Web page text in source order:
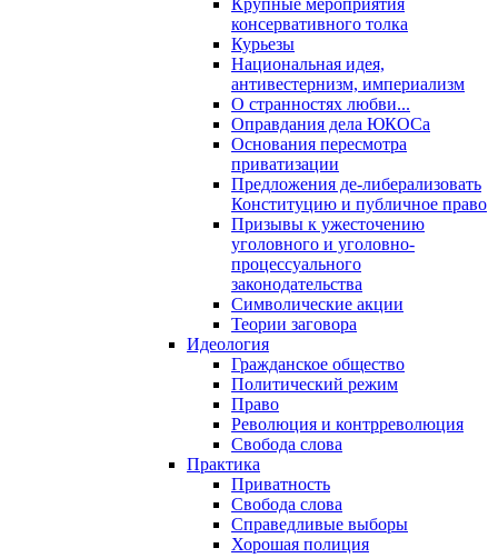
Крупные мероприятия
консервативного толка
Курьезы
Национальная идея,
антивестернизм, империализм
О странностях любви...
Оправдания дела ЮКОСа
Основания пересмотра
приватизации
Предложения де-либерализовать
Конституцию и публичное право
Призывы к ужесточению
уголовного и уголовно-
процессуального
законодательства
Символические акции
Теории заговора
Идеология
Гражданское общество
Политический режим
Право
Революция и контрреволюция
Свобода слова
Практика
Приватность
Свобода слова
Справедливые выборы
Хорошая полиция